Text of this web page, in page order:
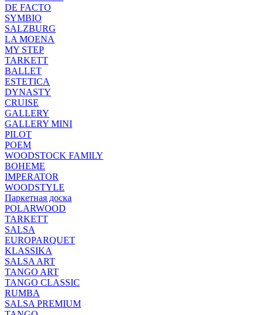
DE FACTO
SYMBIO
SALZBURG
LA MOENA
MY STEP
TARKETT
BALLET
ESTETICA
DYNASTY
CRUISE
GALLERY
GALLERY MINI
PILOT
POEM
WOODSTOCK FAMILY
BOHEME
IMPERATOR
WOODSTYLE
Паркетная доска
POLARWOOD
TARKETT
SALSA
EUROPARQUET
KLASSIKA
SALSA ART
TANGO ART
TANGO CLASSIC
RUMBA
SALSA PREMIUM